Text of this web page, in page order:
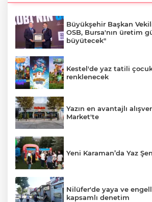
Büyükşehir Başkan
OSB, Bursa'nın üretim
büyütecek"
Kestel'de yaz tatili
renklenecek
Yazın en avantajlı
Market'te
Yeni Karaman’da Yaz
Nilüfer'de yaya ve
kapsamlı denetim